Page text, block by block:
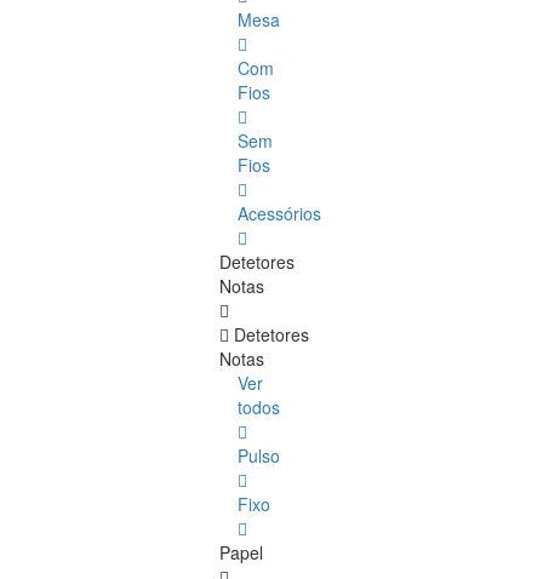
Mesa
Com
Fios
Sem
Fios
Acessórios
Detetores
Notas
Detetores
Notas
Ver
todos
Pulso
Fixo
Papel